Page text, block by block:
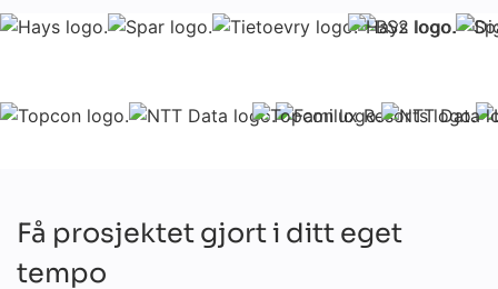
Få prosjektet gjort i ditt eget
tempo